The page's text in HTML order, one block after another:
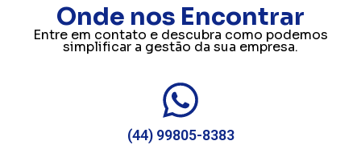
Onde nos Encontrar
Entre em contato e descubra como podemos
simplificar a gestão da sua empresa.
(44) 99805-8383